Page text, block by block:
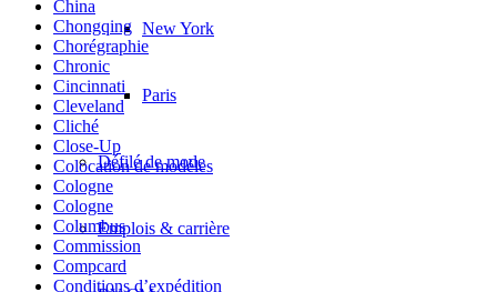
New York
Paris
Défilé de mode
Emplois & carrière
China
Chongqing
Chorégraphie
Chronic
Cincinnati
Cleveland
Cliché
Close-Up
Colocation de modèles
Cologne
Cologne
Columbus
Commission
Compcard
Conditions d’expédition